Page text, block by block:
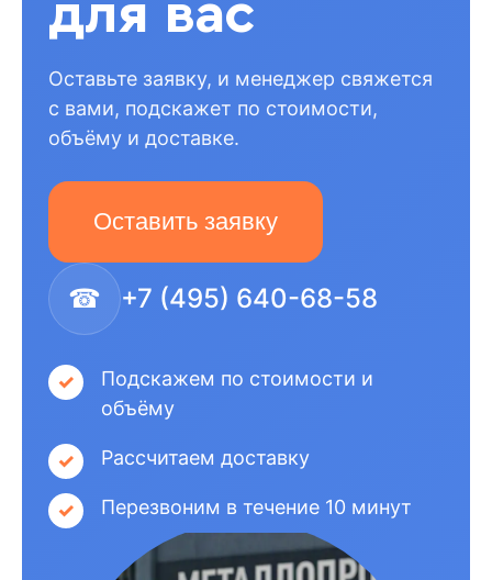
для вас
Оставьте заявку, и менеджер свяжется
с вами, подскажет по стоимости,
объёму и доставке.
Оставить заявку
☎ +7 (495) 640-68-58
Подскажем по стоимости и
объёму
Рассчитаем доставку
Перезвоним в течение 10 минут